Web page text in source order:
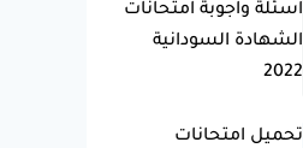
اسئلة واجوبة امتحانات
الشهادة السودانية
2022
تحميل امتحانات